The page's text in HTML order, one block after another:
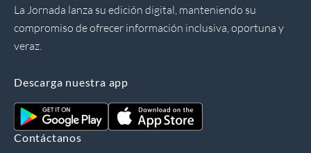
La Jornada lanza su edición digital, manteniendo su
compromiso de ofrecer información inclusiva, oportuna y
veraz.
Descarga nuestra app
Contáctanos